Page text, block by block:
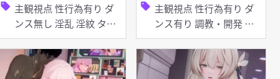
sell 主観視点 性行為有り ダ
ンス無し 淫乱 淫紋 タイ
ツ・ストッキング バニー
ガール ピアス・装飾品
アヘ顔 イラマチオ お漏
sell 主観視点 性行為有り ダ
ンス有り 調教・開発 淫
乱 ディルド ピアス・装
飾品 アヘ顔 お漏らし・
潮吹き フェラ 乱交